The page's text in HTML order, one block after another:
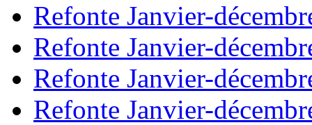
Refonte Janvier-
Refonte Janvier-
Refonte Janvier-
Refonte Janvier-